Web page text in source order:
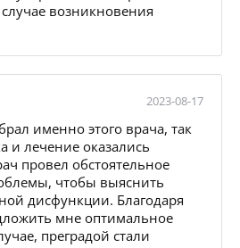
возникновения
2023-08-17
именно этого врача, так
и лечение оказались
провел обстоятельное
чтобы выяснить
дисфункции. Благодаря
мне оптимальное
преградой стали